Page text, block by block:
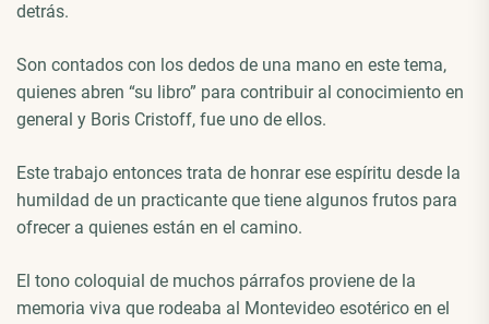
detrás.
Son contados con los dedos de una mano en este tema,
quienes abren “su libro” para contribuir al conocimiento en
general y Boris Cristoff, fue uno de ellos.
Este trabajo entonces trata de honrar ese espíritu desde la
humildad de un practicante que tiene algunos frutos para
ofrecer a quienes están en el camino.
El tono coloquial de muchos párrafos proviene de la
memoria viva que rodeaba al Montevideo esotérico en el